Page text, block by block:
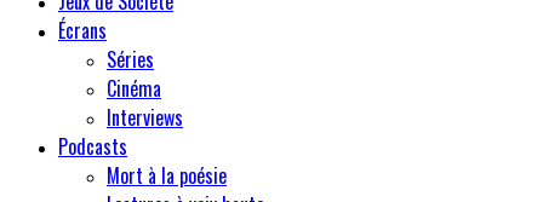
Écrans
Séries
Cinéma
Interviews
Podcasts
Mort à la poésie